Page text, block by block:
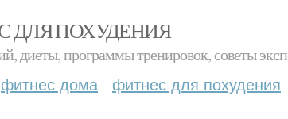
ДЛЯ ПОХУДЕНИЯ
диеты, программы тренировок, советы
фитнес дома фитнес для похудения